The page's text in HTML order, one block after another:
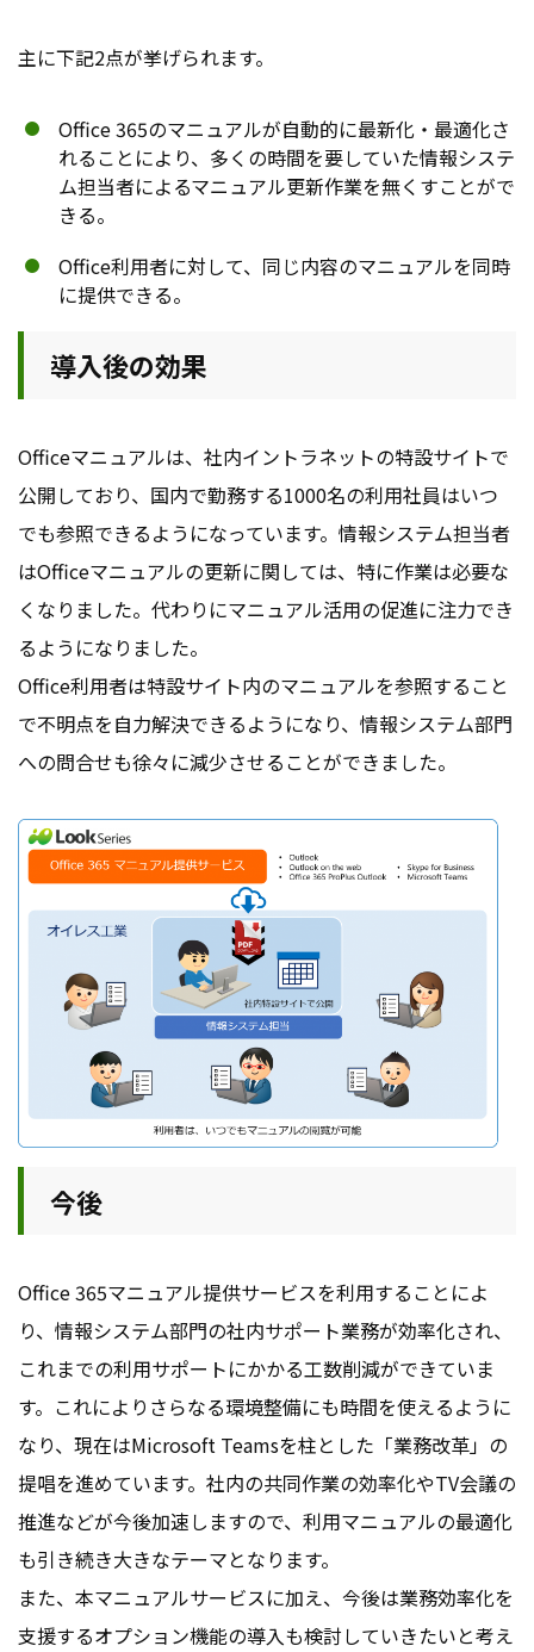
主に下記2点が挙げられます。
Office 365のマニュアルが自動的に最新化・最適化さ
れることにより、多くの時間を要していた情報システ
ム担当者によるマニュアル更新作業を無くすことがで
きる。
Office利用者に対して、同じ内容のマニュアルを同時
に提供できる。
導入後の効果
Officeマニュアルは、社内イントラネットの特設サイトで
公開しており、国内で勤務する1000名の利用社員はいつ
でも参照できるようになっています。情報システム担当者
はOfficeマニュアルの更新に関しては、特に作業は必要な
くなりました。代わりにマニュアル活用の促進に注力でき
るようになりました。
Office利用者は特設サイト内のマニュアルを参照すること
で不明点を自力解決できるようになり、情報システム部門
への問合せも徐々に減少させることができました。
今後
Office 365マニュアル提供サービスを利用することによ
り、情報システム部門の社内サポート業務が効率化され、
これまでの利用サポートにかかる工数削減ができていま
す。これによりさらなる環境整備にも時間を使えるように
なり、現在はMicrosoft Teamsを柱とした「業務改革」の
提唱を進めています。社内の共同作業の効率化やTV会議の
推進などが今後加速しますので、利用マニュアルの最適化
も引き続き大きなテーマとなります。
また、本マニュアルサービスに加え、今後は業務効率化を
支援するオプション機能の導入も検討していきたいと考え